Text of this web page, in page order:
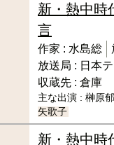
新・熱中時
言
作家 : 水島総
放送局 : 日本
収蔵先 : 倉庫
主な出演 : 榊原
矢歌子
新・熱中時